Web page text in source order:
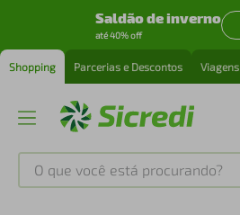
Saldão de inverno
até 40% off
Shopping Parcerias e Descontos Viagens
O que você está procurando?